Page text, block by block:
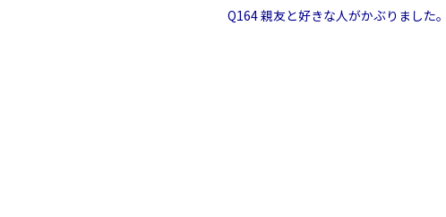
Q164 親友と好きな人がかぶりました。